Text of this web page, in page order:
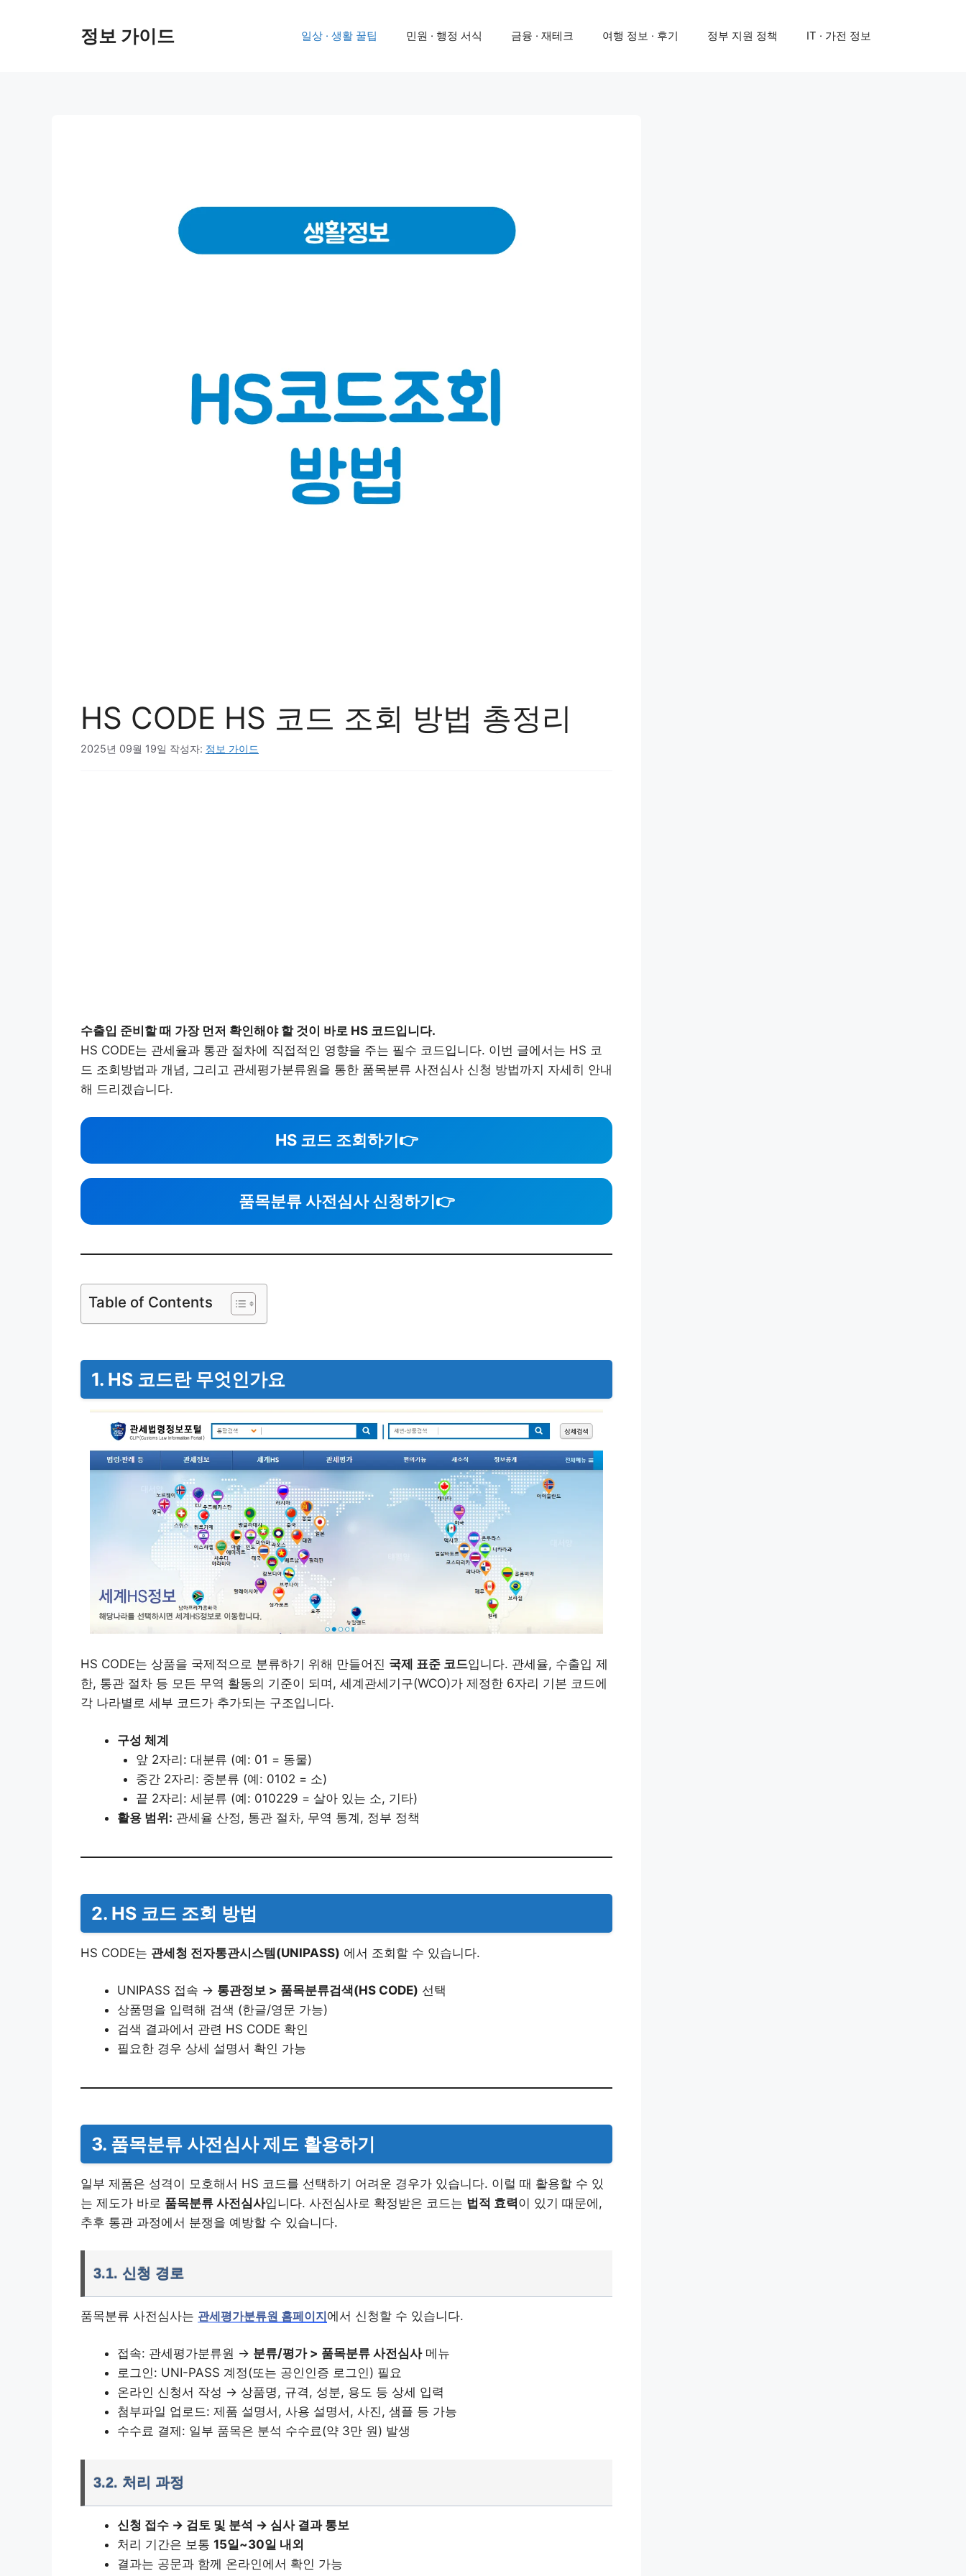
정보 가이드 일상 · 생활 꿀팁 민원 · 행정 서식 금융 · 재테크 여행 정보 · 후기 정부 지원 정책 IT · 가전 정보
HS CODE HS 코드 조회 방법 총정리
2025년 09월 19일 작성자: 정보 가이드
수출입 준비할 때 가장 먼저 확인해야 할 것이 바로 HS 코드입니다.
HS CODE는 관세율과 통관 절차에 직접적인 영향을 주는 필수 코드입니다. 이번 글에서는 HS 코
드 조회방법과 개념, 그리고 관세평가분류원을 통한 품목분류 사전심사 신청 방법까지 자세히 안내
해 드리겠습니다.
HS 코드 조회하기 👉
품목분류 사전심사 신청하기 👉
Table of Contents
1. HS 코드란 무엇인가요
HS CODE는 상품을 국제적으로 분류하기 위해 만들어진 국제 표준 코드입니다. 관세율, 수출입 제
한, 통관 절차 등 모든 무역 활동의 기준이 되며, 세계관세기구(WCO)가 제정한 6자리 기본 코드에
각 나라별로 세부 코드가 추가되는 구조입니다.
구성 체계
앞 2자리: 대분류 (예: 01 = 동물)
중간 2자리: 중분류 (예: 0102 = 소)
끝 2자리: 세분류 (예: 010229 = 살아 있는 소, 기타)
활용 범위: 관세율 산정, 통관 절차, 무역 통계, 정부 정책
2. HS 코드 조회 방법
HS CODE는 관세청 전자통관시스템(UNIPASS) 에서 조회할 수 있습니다.
UNIPASS 접속 → 통관정보 > 품목분류검색(HS CODE) 선택
상품명을 입력해 검색 (한글/영문 가능)
검색 결과에서 관련 HS CODE 확인
필요한 경우 상세 설명서 확인 가능
3. 품목분류 사전심사 제도 활용하기
일부 제품은 성격이 모호해서 HS 코드를 선택하기 어려운 경우가 있습니다. 이럴 때 활용할 수 있
는 제도가 바로 품목분류 사전심사입니다. 사전심사로 확정받은 코드는 법적 효력이 있기 때문에,
추후 통관 과정에서 분쟁을 예방할 수 있습니다.
3.1. 신청 경로
품목분류 사전심사는 관세평가분류원 홈페이지 에서 신청할 수 있습니다.
접속: 관세평가분류원 → 분류/평가 > 품목분류 사전심사메뉴
로그인: UNI-PASS 계정(또는 공인인증 로그인) 필요
온라인 신청서 작성 → 상품명, 규격, 성분, 용도 등 상세 입력
첨부파일 업로드: 제품 설명서, 사용 설명서, 사진, 샘플 등 가능
수수료 결제: 일부 품목은 분석 수수료(약 3만 원) 발생
3.2. 처리 과정
신청 접수 → 검토 및 분석 → 심사 결과 통보
처리 기간은 보통 15일~30일 내외
결과는 공문과 함께 온라인에서 확인 가능